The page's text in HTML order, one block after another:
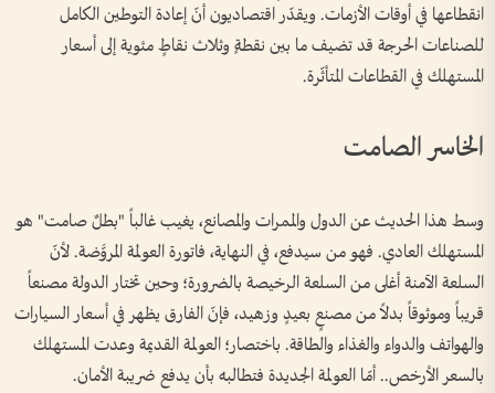
انقطاعها في أوقات الأزمات. ويقدّر اقتصاديون أنّ إعادة التوطين الكامل
للصناعات الحرجة قد تضيف ما بين نقطةٍ وثلاث نقاطٍ مئوية إلى أسعار
المستهلك في القطاعات المتأثّرة.
الخاسر الصامت
وسط هذا الحديث عن الدول والممرات والمصانع، يغيب غالباً "بطلٌ صامت" هو
المستهلك العادي. فهو من سيدفع، في النهاية، فاتورة العولمة المروَّضة. لأنّ
السلعة الآمنة أغلى من السلعة الرخيصة بالضرورة؛ وحين تختار الدولة مصنعاً
قريباً وموثوقاً بدلاً من مصنعٍ بعيدٍ وزهيد، فإنّ الفارق يظهر في أسعار السيارات
والهواتف والدواء والغذاء والطاقة. باختصار؛ العولمة القديمة وعدت المستهلك
بالسعر الأرخص.. أمّا العولمة الجديدة فتطالبه بأن يدفع ضريبة الأمان.